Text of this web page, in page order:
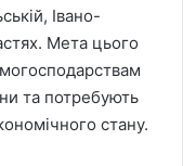
Івано-
Мета цього
та потребують
стану.